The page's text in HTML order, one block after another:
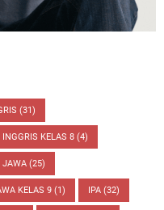
(31)
INGGRIS KELAS 8 (4)
JAWA (25)
KELAS 9 (1) IPA (32)